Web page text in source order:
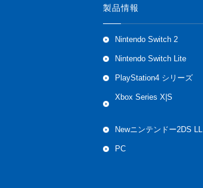
製品情報
Nintendo Switch 2
Nintendo Switch Lite
PlayStation4 シリーズ
Xbox Series X|S
Newニンテンドー2DS LL
PC